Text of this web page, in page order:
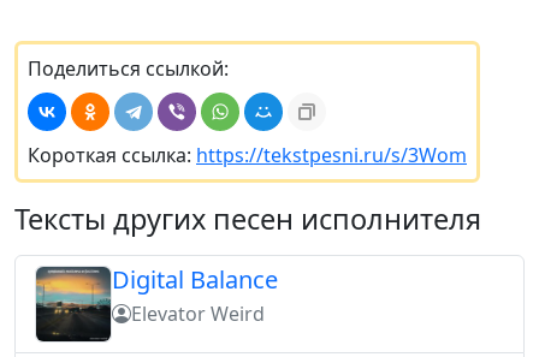
Поделиться ссылкой:
Короткая ссылка: https://tekstpesni.ru/s/3Wom
Тексты других песен исполнителя
Digital Balance
Elevator Weird